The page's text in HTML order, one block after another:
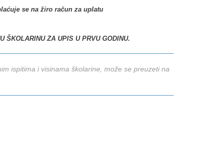
se na žiro račun za uplatu
ŠKOLARINU ZA UPIS U PRVU GODINU.
ispitima i visinama školarine, može se preuzeti na